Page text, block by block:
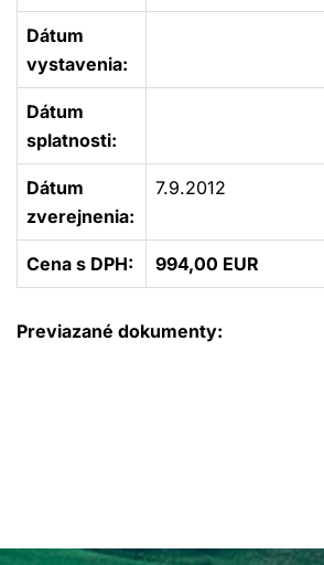
Dátum
vystavenia:
Dátum
splatnosti:
Dátum
zverejnenia:
7.9.2012
Cena s DPH: 994,00 EUR
Previazané dokumenty: